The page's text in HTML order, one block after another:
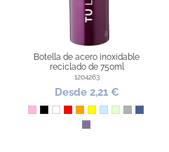
Botella de acero inoxidable
reciclado de 750ml
1204263
Desde 2,21 €
RosaNegroBlanco
RojoNaranja
Amarillo
Azul Claro
Verde Claro
PlataAzul
Violeta